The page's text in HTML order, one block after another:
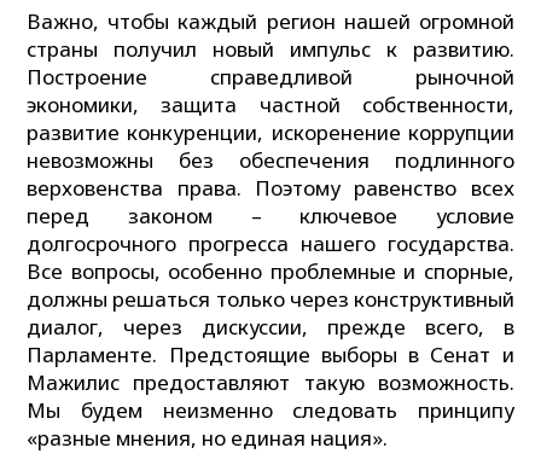
Важно, чтобы каждый регион нашей огромной
страны получил новый импульс к развитию.
Построение справедливой рыночной
экономики, защита частной собственности,
развитие конкуренции, искоренение коррупции
невозможны без обеспечения подлинного
верховенства права. Поэтому равенство всех
перед законом – ключевое условие
долгосрочного прогресса нашего государства.
Все вопросы, особенно проблемные и спорные,
должны решаться только через конструктивный
диалог, через дискуссии, прежде всего, в
Парламенте. Предстоящие выборы в Сенат и
Мажилис предоставляют такую возможность.
Мы будем неизменно следовать принципу
«разные мнения, но единая нация».